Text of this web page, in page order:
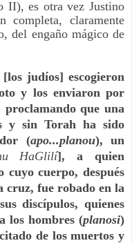
II), es otra vez Justino
completa, claramente
del engaño mágico de
judíos] escogieron
y los enviaron por
que una
sin Torah ha sido
(apo...planou), un
HaGlilí], a quien
cuyo cuerpo, después
cruz, fue robado en la
discípulos, quienes
los hombres (planosi)
de los muertos y